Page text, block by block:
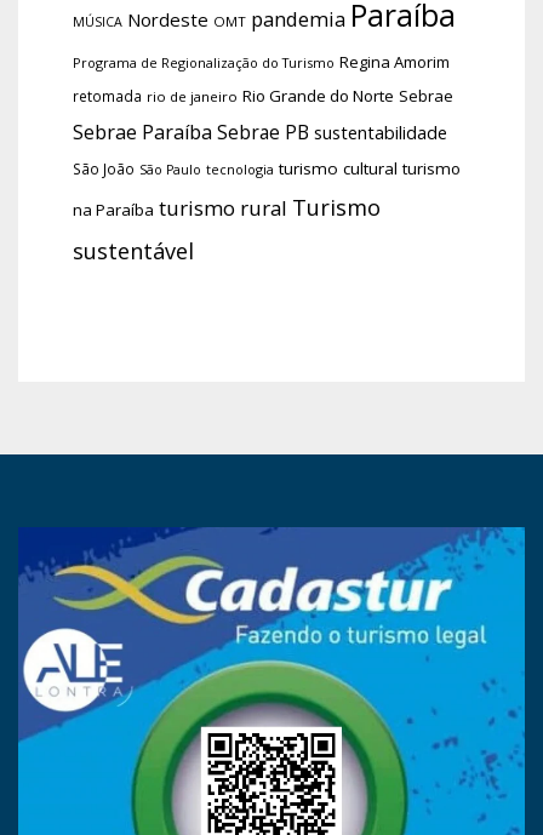
MÚSICA Nordeste OMT pandemia Paraíba
Programa de Regionalização do Turismo Regina Amorim
retomada rio de janeiro Rio Grande do Norte Sebrae
Sebrae Paraíba Sebrae PB sustentabilidade
São João São Paulo tecnologia turismo cultural turismo
na Paraíba turismo rural Turismo
sustentável